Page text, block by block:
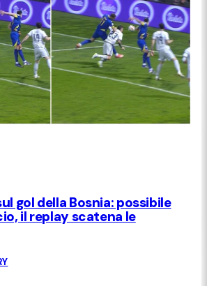
gol della Bosnia: possibile
il replay scatena le